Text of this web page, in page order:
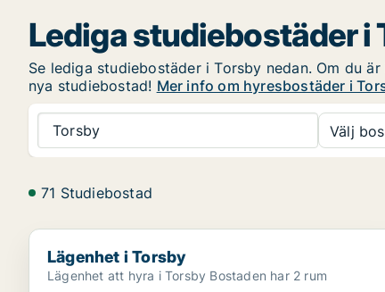
Lediga studiebostäder i
Se lediga studiebostäder i Torsby nedan. Om du
nya studiebostad! Mer info om hyresbostäder i
Torsby Välj
71 Studiebostad
Lägenhet i Torsby
Lägenhet i Torsby
Lägenhet att hyra i Torsby Bostaden har 2 rum